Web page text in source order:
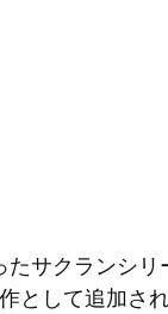
サクランシリ
として追加さ